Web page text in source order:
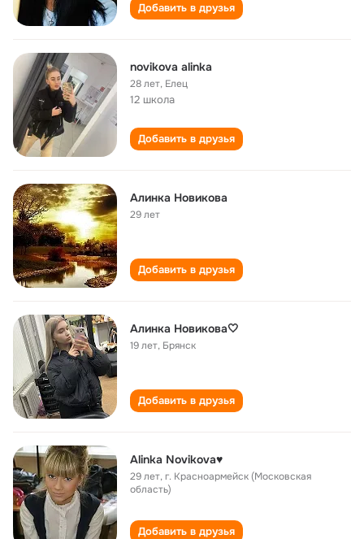
Добавить в друзья
novikova alinka
28 лет, Елец
12 школа
Добавить в друзья
Алинка Новикова
29 лет
Добавить в друзья
Алинка Новикова🤍
19 лет, Брянск
Добавить в друзья
Alinka Novikova♥
29 лет,г. Красноармейск (Московская
область)
Добавить в друзья